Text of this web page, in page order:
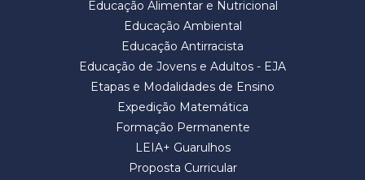
Educação Alimentar e Nutricional
Educação Ambiental
Educação Antirracista
Educação de Jovens e Adultos - EJA
Etapas e Modalidades de Ensino
Expedição Matemática
Formação Permanente
LEIA+ Guarulhos
Proposta Curricular